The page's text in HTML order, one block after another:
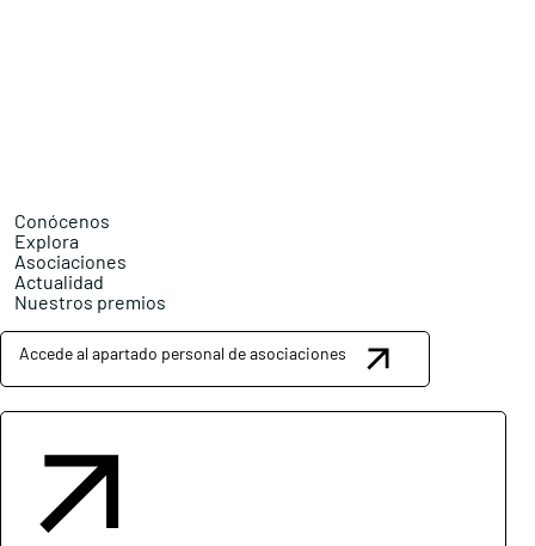
Conócenos
Explora
Asociaciones
Actualidad
Nuestros premios
Accede al apartado personal de asociaciones